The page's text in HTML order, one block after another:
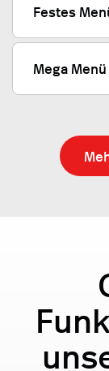
Festes
Mega Menü